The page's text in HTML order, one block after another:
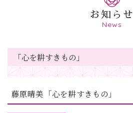
お知らせ
News
「心を耕すきもの」
藤原晴美「心を耕すきもの」